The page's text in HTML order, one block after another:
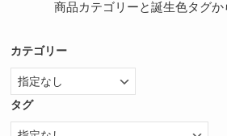
商品カテゴリーと誕生色タグ
カテゴリー
タグ